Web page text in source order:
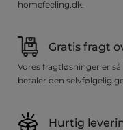
homefeeling.dk.
Gratis fragt
Vores fragtløsninger er
betaler den selvfølgelig
Hurtig